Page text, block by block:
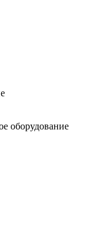
оборудование